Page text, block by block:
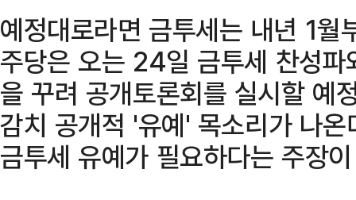
예정대로라면 금투세는 내년 1
주당은 오는 24일 금투세 찬성
을 꾸려 공개토론회를 실시할 예
감치 공개적 '유예' 목소리가 나
금투세 유예가 필요하다는 주장